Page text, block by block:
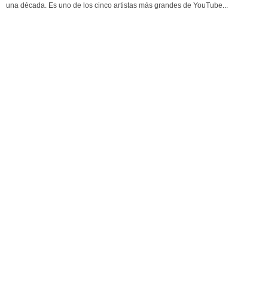
una década. Es uno de los cinco artistas más grandes de YouTube...